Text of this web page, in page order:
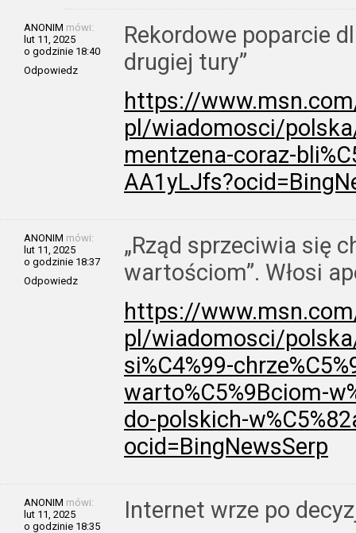
ANONIM mówi:
lut 11, 2025
o godzinie 18:40
Odpowiedz
Rekordowe poparcie
drugiej tury”
https://
pl/wiadomosci/
mentzena-coraz-
ANONIM mówi:
lut 11, 2025
o godzinie 18:37
Odpowiedz
„Rząd sprzeciwia się
wartościom”. Włosi
https://
pl/wiadomosci/
si%C4%99-
warto%C5%9Bciom-
do-polskich-
ocid=BingNewsSerp
ANONIM mówi:
lut 11, 2025
o godzinie 18:35
Internet wrze po